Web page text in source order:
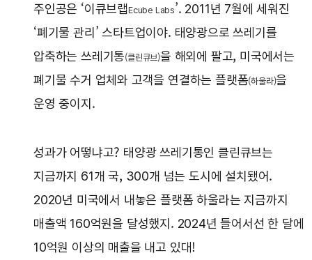
주인공은 ‘이큐브랩Ecube Labs’. 2011년 7월에 세워진
‘폐기물 관리’ 스타트업이야. 태양광으로 쓰레기를
압축하는 쓰레기통(클린큐브)을 해외에 팔고, 미국에서는
폐기물 수거 업체와 고객을 연결하는 플랫폼(하울라)을
운영 중이지.
성과가 어떻냐고? 태양광 쓰레기통인 클린큐브는
지금까지 61개 국, 300개 넘는 도시에 설치됐어.
2020년 미국에서 내놓은 플랫폼 하울라는 지금까지
매출액 160억원을 달성했지. 2024년 들어서선 한 달에
10억원 이상의 매출을 내고 있대!